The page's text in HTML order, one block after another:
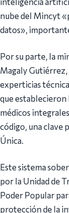
nube del Mincyt
datos»,
Por su parte, la
Magaly Gutiérrez,
experticias
que establecieron
médicos
código, una clave
Única.
Este sistema
por la Unidad de
Poder Popular
protección de la